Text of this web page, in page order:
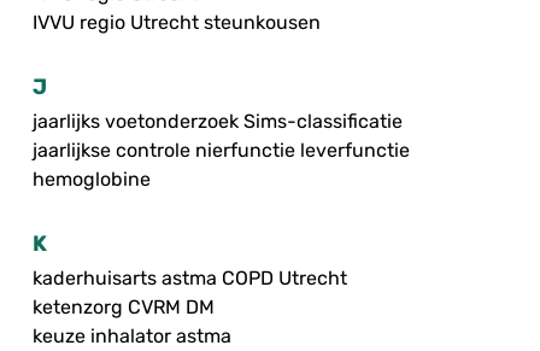
IVVU regio Utrecht steunkousen
J
jaarlijks voetonderzoek Sims-classificatie
jaarlijkse controle nierfunctie leverfunctie
hemoglobine
K
kaderhuisarts astma COPD Utrecht
ketenzorg CVRM DM
keuze inhalator astma